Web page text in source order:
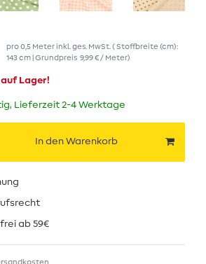
pro0,5 Meterinkl. ges. MwSt. ( Stoffbreite (cm):
143 cm | Grundpreis 9,99 € / Meter)
auf Lager!
Lieferzeit 2-4 Werktage
In den Warenkorb
ab 59€